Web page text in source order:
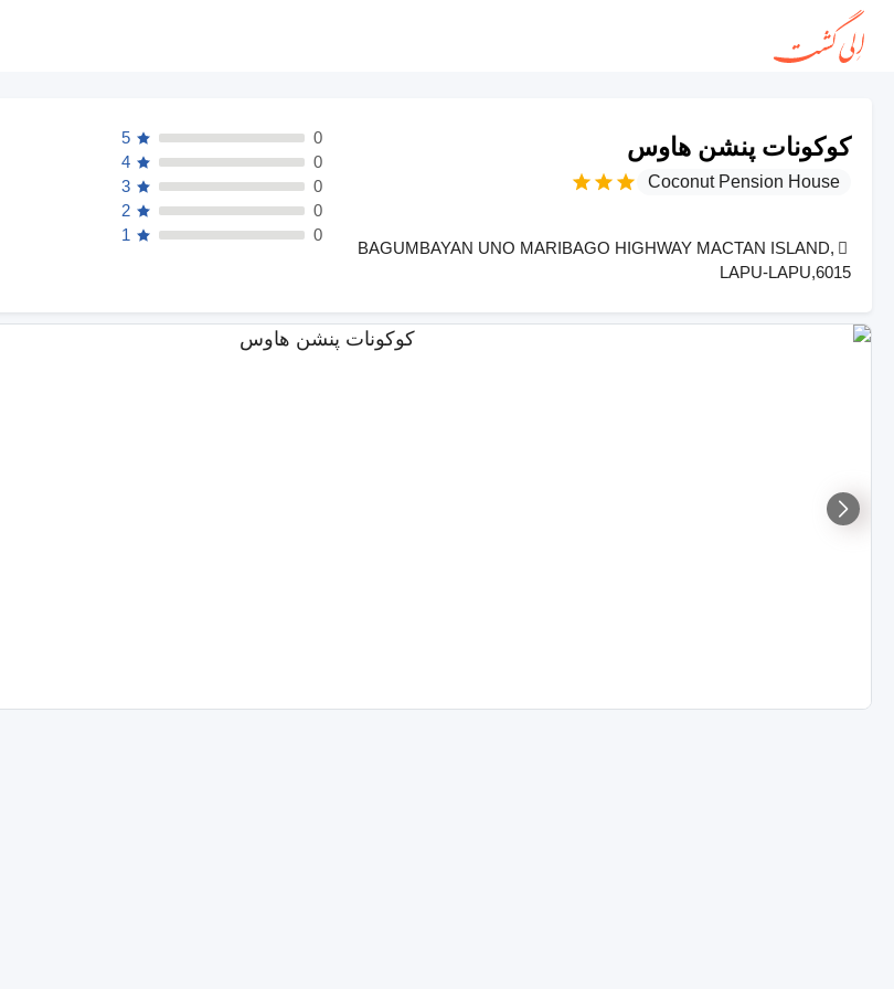
کوکونات پنشن هاوس
Coconut Pension House
BAGUMBAYAN UNO MARIBAGO HIGHWAY MACTAN ISLAND,
LAPU-LAPU,6015
0
5
0
4
0
3
0
2
0
1